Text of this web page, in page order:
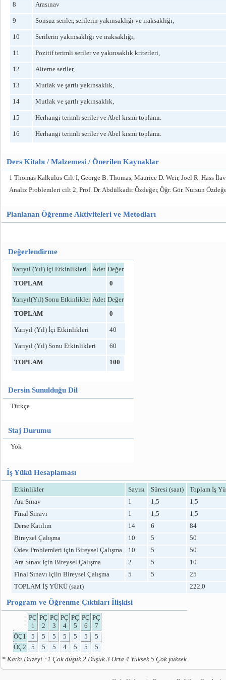
8 Arasınav
9 Sonsuz seriler, serilerin yakınsaklığı ve ıraksaklığı,
10 Serilerin yakınsaklığı ve ıraksaklığı,
11 Pozitif terimli seriler ve yakınsaklık kriterleri,
12 Alterne seriler,
13 Mutlak ve şartlı yakınsaklık,
14 Mutlak ve şartlı yakınsaklık,
15 Herhangi terimli seriler ve Abel kısmi toplamı.
16 Herhangi terimli seriler ve Abel kısmi toplamı.
Ders Kitabı / Malzemesi / Önerilen Kaynaklar
1 Thomas Kalkülüs Cilt I, George B. Thomas, Maurice D. Weir, Joel R. Hass
Analiz Problemleri cilt 2, Prof. Dr. Abdülkadir Özdeğer, Öğr. Gör. Nursun
Planlanan Öğrenme Aktiviteleri ve Metodları
Değerlendirme
Yarıyıl (Yıl) İçi Etkinlikleri Adet Değer
TOPLAM
0
Yarıyıl(Yıl) Sonu Etkinlikler Adet Değer
TOPLAM
0
Yarıyıl (Yıl) İçi Etkinlikleri 40
Yarıyıl (Yıl) Sonu Etkinlikleri 60
TOPLAM 100
Dersin Sunulduğu Dil
Türkçe
Staj Durumu
Yok
İş Yükü Hesaplaması
Etkinlikler Sayısı Süresi (saat)
Toplam İş
Ara Sınav
1 1,5
1,5
Final Sınavı
1 1,5
1,5
Derse Katılım
14 6
84
Bireysel Çalışma
10 5
50
Ödev Problemleri için Bireysel Çalışma
10 5
50
Ara Sınav İçin Bireysel Çalışma
2 5
10
Final Sınavı içiin Bireysel Çalışma
5 5
25
TOPLAM İŞ YÜKÜ (saat)
222,0
Program ve Öğrenme Çıktıları İlişkisi
PÇ
1
PÇ
2
PÇ
3
PÇ
4
PÇ
5
PÇ
6
PÇ
7
ÖÇ1
5 5 5 5 5 5
5
ÖÇ2
5 5 5 4 5 5
5
* Katkı Düzeyi : 1 Çok düşük 2 Düşük 3 Orta 4 Yüksek 5 Çok yüksek